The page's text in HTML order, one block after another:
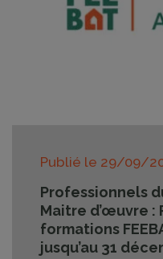
Publié le 29/09/
Professionnels
Maitre d’œuvre :
formations
jusqu’au 31